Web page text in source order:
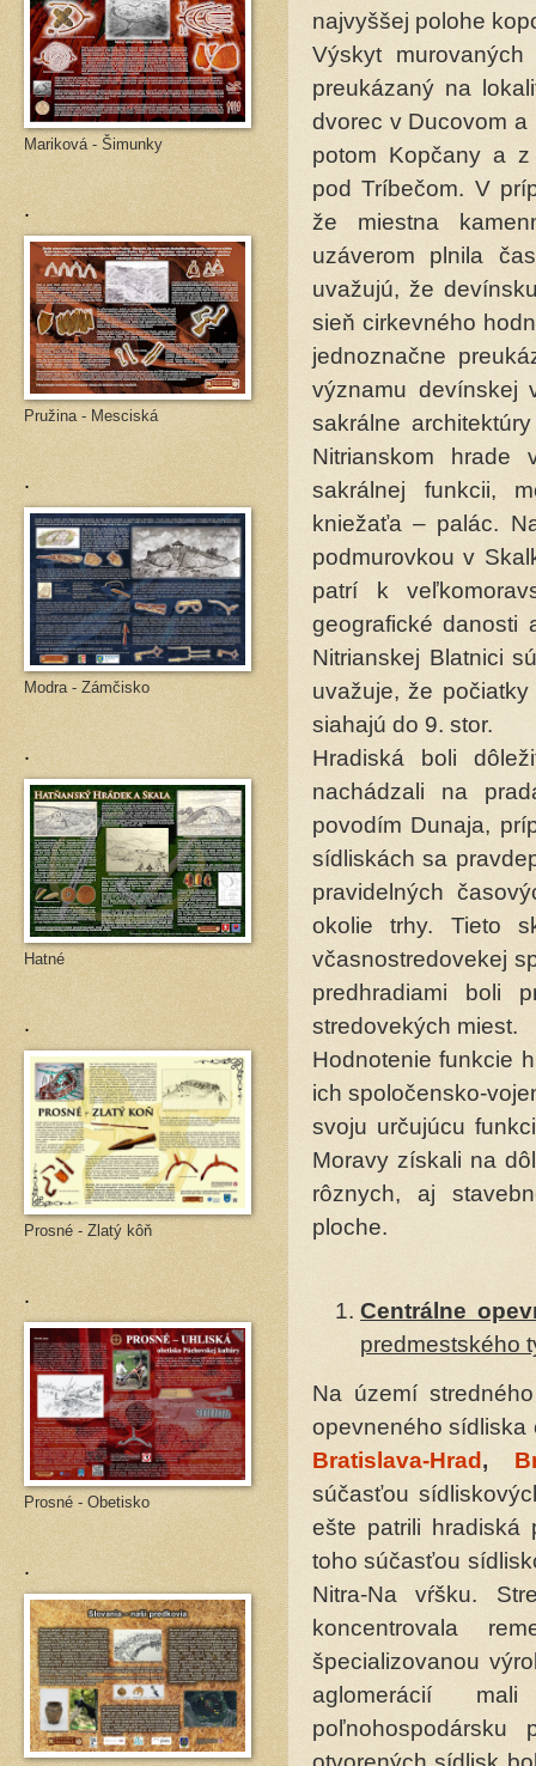
najvyššej polohe
Výskyt
preukázaný na
dvorec v Ducovom a
potom Kopčany a
pod Tríbečom. V
že miestna
uzáverom plnila
uvažujú, že
sieň cirkevného
jednoznačne
významu devínskej
sakrálne
Nitrianskom
sakrálnej funkcii,
kniežaťa – palác.
podmurovkou v
patrí k
geografické danosti
Nitrianskej Blatnici
uvažuje, že
siahajú do 9. stor.
Hradiská boli
nachádzali na
povodím Dunaja,
sídliskách sa
pravidelných
okolie trhy. Tieto
včasnostredovekej
predhradiami boli
stredovekých miest.
Hodnotenie funkcie
ich spoločensko-
svoju určujúcu
Moravy získali na
rôznych, aj
ploche.
Centrálne
predmestského
Na území
opevneného
Bratislava-Hrad ,
súčasťou
ešte patrili hradiská
toho súčasťou
Nitra-Na vŕšku.
koncentrovala
špecializovanou
aglomerácií
poľnohospodársku
Mariková - Šimunky
.
Pružina - Mesciská
.
Modra - Zámčisko
.
Hatné
.
Prosné - Zlatý kôň
.
Prosné - Obetisko
.